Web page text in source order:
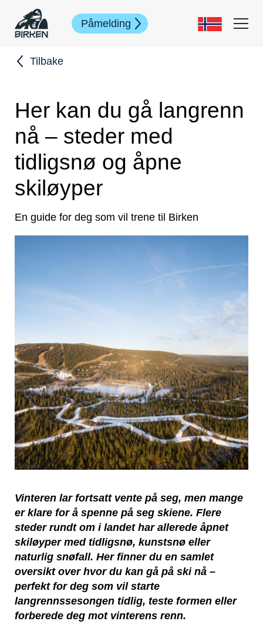
Påmelding
Tilbake
Her kan du gå langrenn
nå – steder med
tidligsnø og åpne
skiløyper
En guide for deg som vil trene til Birken
Vinteren lar fortsatt vente på seg, men mange
er klare for å spenne på seg skiene. Flere
steder rundt om i landet har allerede åpnet
skiløyper med tidligsnø, kunstsnø eller
naturlig snøfall. Her finner du en samlet
oversikt over hvor du kan gå på ski nå –
perfekt for deg som vil starte
langrennssesongen tidlig, teste formen eller
forberede deg mot vinterens renn.